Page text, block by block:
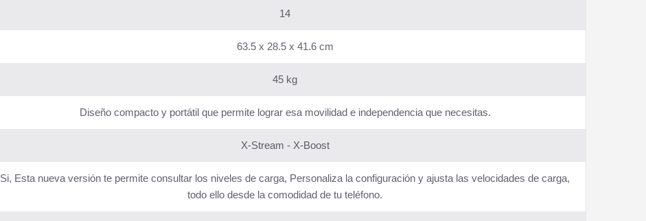
14
63.5 x 28.5 x 41.6 cm
45 kg
Diseño compacto y portátil que permite lograr esa movilidad e independencia que necesitas.
X-Stream - X-Boost
Si, Esta nueva versión te permite consultar los niveles de carga, Personaliza la configuración y ajusta las velocidades de carga,
todo ello desde la comodidad de tu teléfono.